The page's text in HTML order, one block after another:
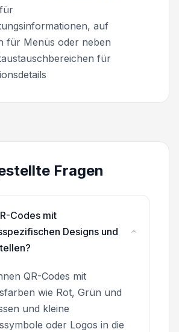
auf
für Menüs oder neben
für
Fragen
Codes mit
Designs und
QR-Codes mit
wie Rot, Grün und
und kleine
oder Logos in die